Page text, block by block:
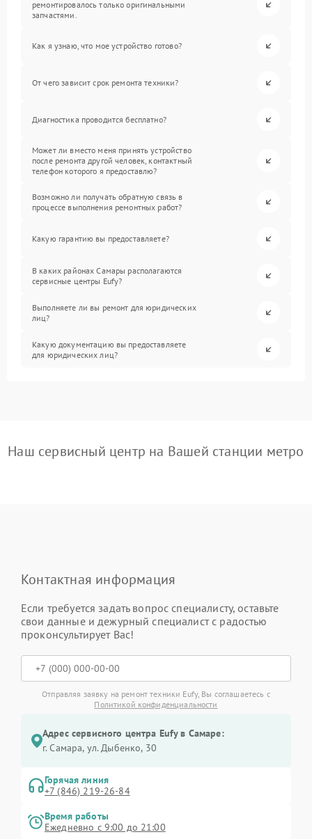
ремонтировалось только оригинальными
запчастями.
Как я узнаю, что мое устройство готово?
От чего зависит срок ремонта техники?
Диагностика проводится бесплатно?
Может ли вместо меня принять устройство
после ремонта другой человек, контактный
телефон которого я предоставлю?
Возможно ли получать обратную связь в
процессе выполнения ремонтных работ?
Какую гарантию вы предоставляете?
В каких районах Самары располагаются
сервисные центры Eufy?
Выполняете ли вы ремонт для юридических
лиц?
Какую документацию вы предоставляете
для юридических лиц?
Наш сервисный центр на Вашей станции метро
Контактная информация
Если требуется задать вопрос специалисту, оставьте
свои данные и дежурный специалист с радостью
проконсультирует Вас!
Отправляя заявку на ремонт техники Eufy, Вы соглашаетесь с
Политикой конфиденциальности
Адрес сервисного центра Eufy в Самаре:
г. Самара, ул. Дыбенко, 30
Горячая линия
+7 (846) 219-26-84
Время работы
Ежедневно с 9:00 до 21:00